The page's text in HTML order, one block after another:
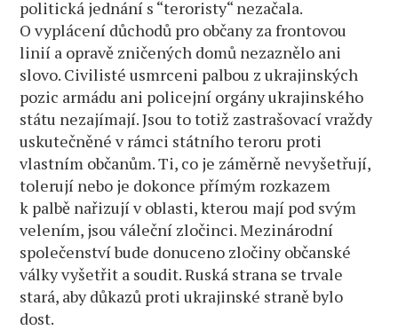
politická jednání s “teroristy“ nezačala.
O vyplácení důchodů pro občany za frontovou
linií a opravě zničených domů nezaznělo ani
slovo. Civilisté usmrceni palbou z ukrajinských
pozic armádu ani policejní orgány ukrajinského
státu nezajímají. Jsou to totiž zastrašovací vraždy
uskutečněné v rámci státního teroru proti
vlastním občanům. Ti, co je záměrně nevyšetřují,
tolerují nebo je dokonce přímým rozkazem
k palbě nařizují v oblasti, kterou mají pod svým
velením, jsou váleční zločinci. Mezinárodní
společenství bude donuceno zločiny občanské
války vyšetřit a soudit. Ruská strana se trvale
stará, aby důkazů proti ukrajinské straně bylo
dost.